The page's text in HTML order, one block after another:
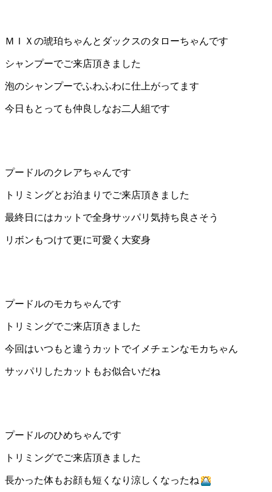
ル
ＭＩＸの琥珀ちゃんとダックスのタローちゃんです
シャンプーでご来店頂きました
泡のシャンプーでふわふわに仕上がってます
今日もとっても仲良しなお二人組です
プードルのクレアちゃんです
トリミングとお泊まりでご来店頂きました
最終日にはカットで全身サッパリ気持ち良さそう
リボンもつけて更に可愛く大変身
プードルのモカちゃんです
トリミングでご来店頂きました
今回はいつもと違うカットでイメチェンなモカちゃん
サッパリしたカットもお似合いだね
プードルのひめちゃんです
トリミングでご来店頂きました
長かった体もお顔も短くなり涼しくなったね